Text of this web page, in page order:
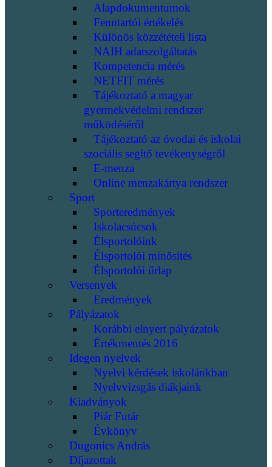
Alapdokumentumok
Fenntartói értékelés
Különös közzétételi lista
NAIH adatszolgáltatás
Kompetencia mérés
NETFIT mérés
Tájékoztató a magyar
gyermekvédelmi rendszer
működéséről
Tájékoztató az óvodai és iskolai
szociális segítő tevékenységről
E-menza
Online menzakártya rendszer
Sport
Sporteredmények
Iskolacsúcsok
Élsportolóink
Élsportolói minősítés
Élsportolói űrlap
Versenyek
Eredmények
Pályázatok
Korábbi elnyert pályázatok
Értékmentés 2016
Idegen nyelvek
Nyelvi kérdések iskolánkban
Nyelvvizsgás diákjaink
Kiadványok
Piár Futár
Évkönyv
Dugonics András
Díjazottak